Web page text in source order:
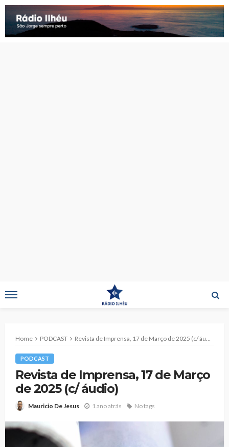
Home PODCAST Revista de Imprensa, 17 de Março de 2025 (c/ áudio)
PODCAST
Revista de Imprensa, 17 de Março
de 2025 (c/ áudio)
Mauricio De Jesus 1 ano atrás No tags